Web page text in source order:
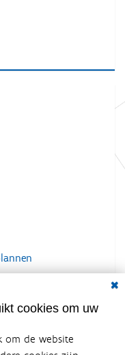
cookies om uw
om de website